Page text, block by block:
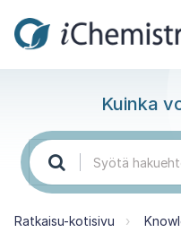
Kuinka
Ratkaisu-kotisivu